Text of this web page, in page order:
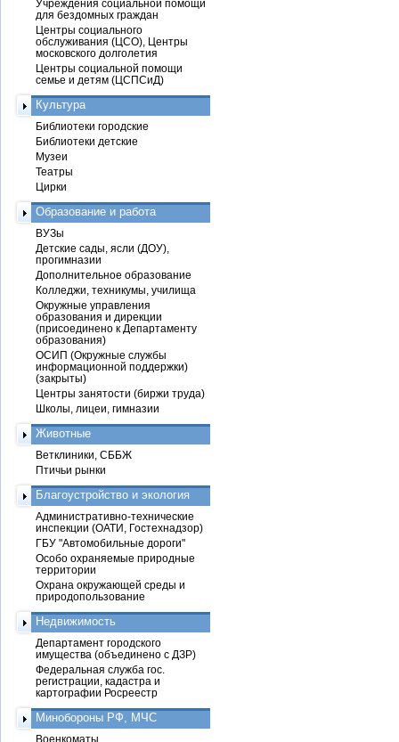
Учреждения социальной помощи
для бездомных граждан
Центры социального
обслуживания (ЦСО), Центры
московского долголетия
Центры социальной помощи
семье и детям (ЦСПСиД)
Культура
Библиотеки городские
Библиотеки детские
Музеи
Театры
Цирки
Образование и работа
ВУЗы
Детские сады, ясли (ДОУ),
прогимназии
Дополнительное образование
Колледжи, техникумы, училища
Окружные управления
образования и дирекции
(присоединено к Департаменту
образования)
ОСИП (Окружные службы
информационной поддержки)
(закрыты)
Центры занятости (биржи труда)
Школы, лицеи, гимназии
Животные
Ветклиники, СББЖ
Птичьи рынки
Благоустройство и экология
Административно-технические
инспекции (ОАТИ, Гостехнадзор)
ГБУ "Автомобильные дороги"
Особо охраняемые природные
территории
Охрана окружающей среды и
природопользование
Недвижимость
Департамент городского
имущества (объединено с ДЗР)
Федеральная служба гос.
регистрации, кадастра и
картографии Росреестр
Минобороны РФ, МЧС
Военкоматы